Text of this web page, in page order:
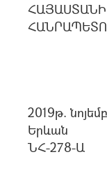
ՀԱՅԱՍՏԱՆԻ
2019թ.
Երևան
ՆՀ-278-Ա